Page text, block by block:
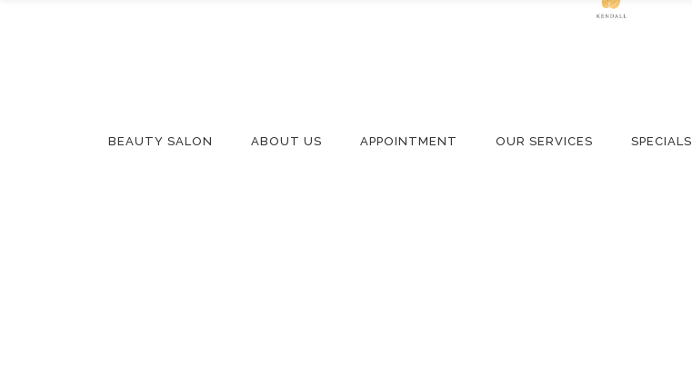
BEAUTY SALON ABOUT US APPOINTMENT OUR SERVICES SPECIALS